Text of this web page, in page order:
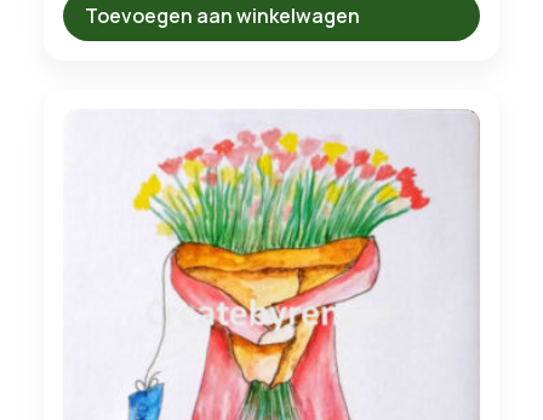
Toevoegen aan winkelwagen